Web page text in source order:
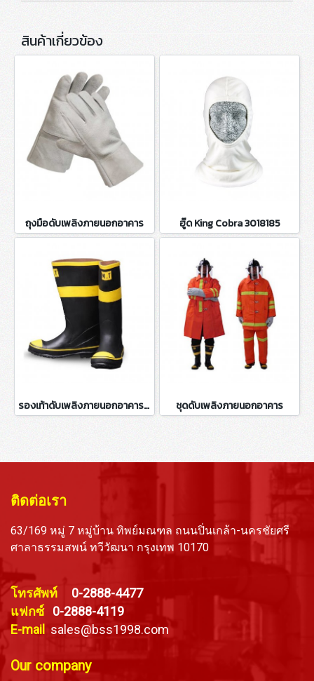
สินค้าเกี่ยวข้อง
ถุงมือดับเพลิงภายนอกอาคาร ฮู๊ด King Cobra 3018185
รองเท้าดับเพลิงภายนอกอาคาร MT ชุดดับเพลิงภายนอกอาคาร
ติดต่อเรา
63/169 หมู่ 7 หมู่บ้าน ทิพย์มณฑล ถนนปิ่นเกล้า-นครชัยศรี
ศาลาธรรมสพน์ ทวีวัฒนา กรุงเทพ 10170
โทรศัพท์ 0-2888-4477
แฟกซ์ 0-2888-4119
E-mail
sales@bss1998.com
Our company